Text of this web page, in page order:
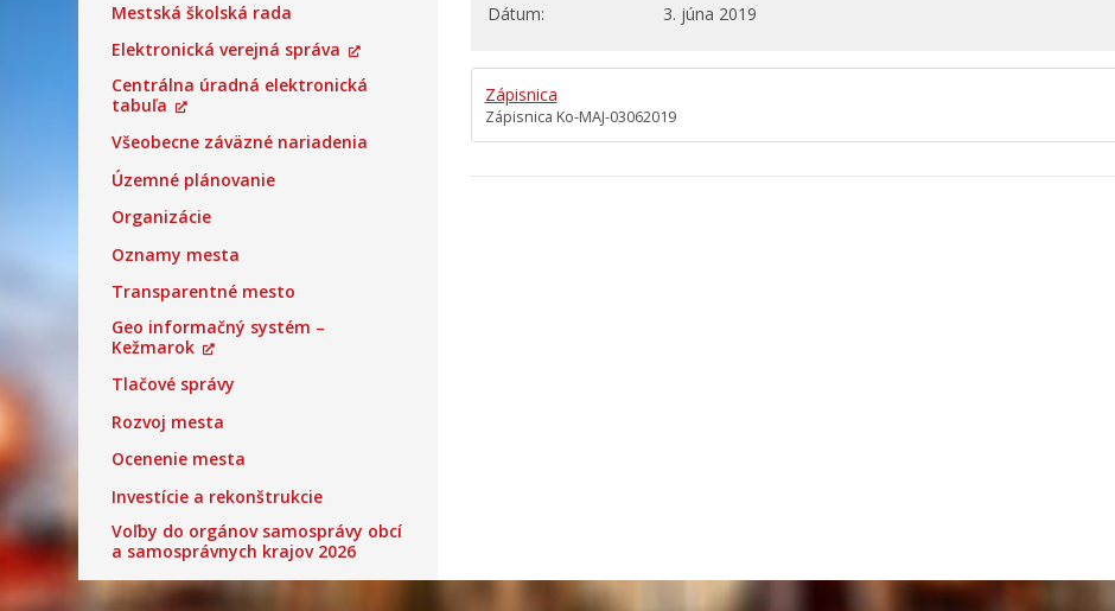
Mestská školská rada
Elektronická verejná správa
Centrálna úradná elektronická
tabuľa
Všeobecne záväzné nariadenia
Územné plánovanie
Organizácie
Oznamy mesta
Transparentné mesto
Geo informačný systém –
Kežmarok
Tlačové správy
Rozvoj mesta
Ocenenie mesta
Investície a rekonštrukcie
Voľby do orgánov samosprávy obcí
a samosprávnych krajov 2026
Dátum 3. júna 2019
Zápisnica
Zápisnica Ko-MAJ-03062019